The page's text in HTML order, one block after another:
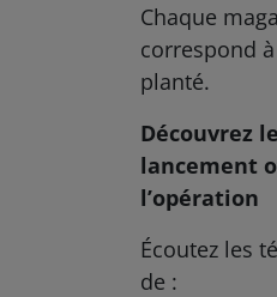
Chaque
correspond
planté.
Découvrez le
lancement
l’opération
Écoutez les
de :